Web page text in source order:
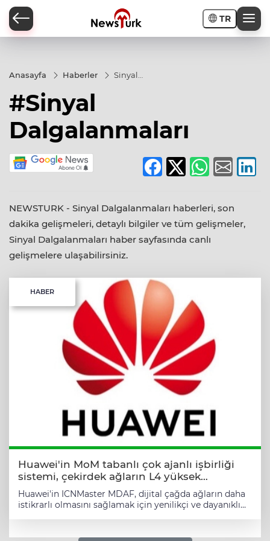
TR
Anasayfa Haberler
Sinyal
#Sinyal
Dalgalanmaları
NEWSTURK - Sinyal Dalgalanmaları haberleri, son
dakika gelişmeleri, detaylı bilgiler ve tüm gelişmeler,
Sinyal Dalgalanmaları haber sayfasında canlı
gelişmelere ulaşabilirsiniz.
HABER
Huawei'in MoM tabanlı çok ajanlı işbirliği
sistemi, çekirdek ağların L4 yüksek
kararlılığa geçişini güçlendiriyor
Huawei'in ICNMaster MDAF, dijital çağda ağların daha
istikrarlı olmasını sağlamak için yenilikçi ve dayanıklı
hafifletmekte ve otonom ağların geliştirilmesi için